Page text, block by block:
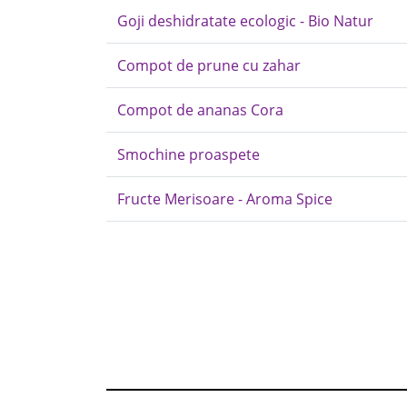
Goji deshidratate ecologic - Bio Natur
Compot de prune cu zahar
Compot de ananas Cora
Smochine proaspete
Fructe Merisoare - Aroma Spice